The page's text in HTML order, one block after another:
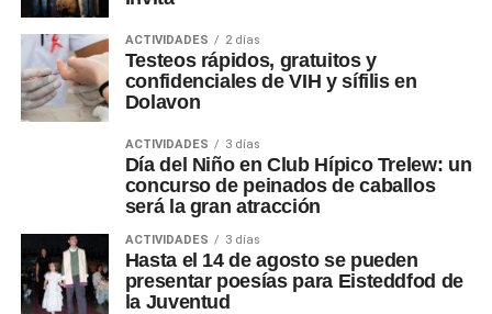
ACTIVIDADES 2 días
Testeos rápidos, gratuitos y
confidenciales de VIH y sífilis en
Dolavon
ACTIVIDADES 3 días
Día del Niño en Club Hípico Trelew: un
concurso de peinados de caballos
será la gran atracción
ACTIVIDADES 3 días
Hasta el 14 de agosto se pueden
presentar poesías para Eisteddfod de
la Juventud